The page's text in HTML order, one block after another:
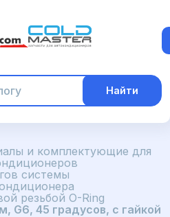
Найти
и комплектующие для
системы
резьбой O-Ring
G6, 45 градусов, с гайкой